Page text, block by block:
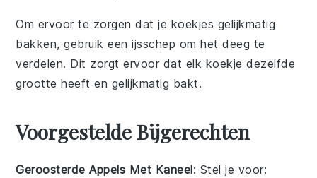
Om ervoor te zorgen dat je koekjes gelijkmatig
bakken, gebruik eenijsschep om hetdeeg te
verdelen. Dit zorgt ervoor dat elk koekje dezelfde
grootte heeft en gelijkmatig bakt.
Voorgestelde Bijgerechten
Geroosterde Appels Met Kaneel: Stel je voor: